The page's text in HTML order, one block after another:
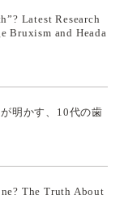
Latest Research
Bruxism and Heada
明かす、10代の歯
The Truth About